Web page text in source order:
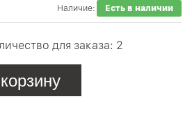
Наличие: Есть в наличии
для заказа: 2